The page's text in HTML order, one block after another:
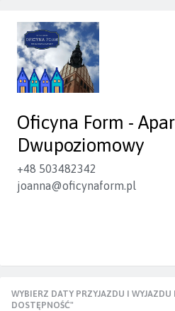
Oficyna Form -
Dwupoziomowy
+48 503482342
joanna@oficynaform.pl
WYBIERZ DATY PRZYJAZDU I
DOSTĘPNOŚĆ"